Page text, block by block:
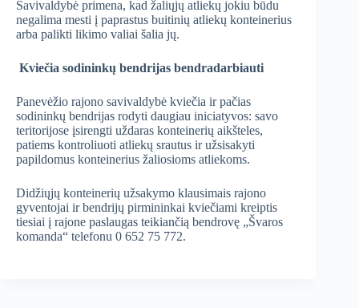
Savivaldybė primena, kad žaliųjų atliekų jokiu būdu
negalima mesti į paprastus buitinių atliekų konteinerius
arba palikti likimo valiai šalia jų.
Kviečia sodininkų bendrijas bendradarbiauti
Panevėžio rajono savivaldybė kviečia ir pačias
sodininkų bendrijas rodyti daugiau iniciatyvos: savo
teritorijose įsirengti uždaras konteinerių aikšteles,
patiems kontroliuoti atliekų srautus ir užsisakyti
papildomus konteinerius žaliosioms atliekoms.
Didžiųjų konteinerių užsakymo klausimais rajono
gyventojai ir bendrijų pirmininkai kviečiami kreiptis
tiesiai į rajone paslaugas teikiančią bendrovę „Švaros
komanda“ telefonu 0 652 75 772.